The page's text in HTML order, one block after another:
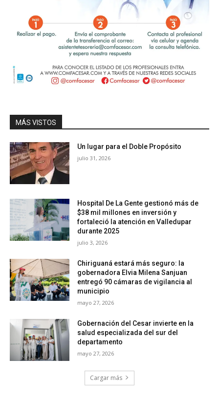
MÁS VISTOS
Un lugar para el Doble Propósito
julio 31, 2026
Hospital De La Gente gestionó más de
$38 mil millones en inversión y
fortaleció la atención en Valledupar
durante 2025
julio 3, 2026
Chiriguaná estará más seguro: la
gobernadora Elvia Milena Sanjuan
entregó 90 cámaras de vigilancia al
municipio
mayo 27, 2026
Gobernación del Cesar invierte en la
salud especializada del sur del
departamento
mayo 27, 2026
Cargar más